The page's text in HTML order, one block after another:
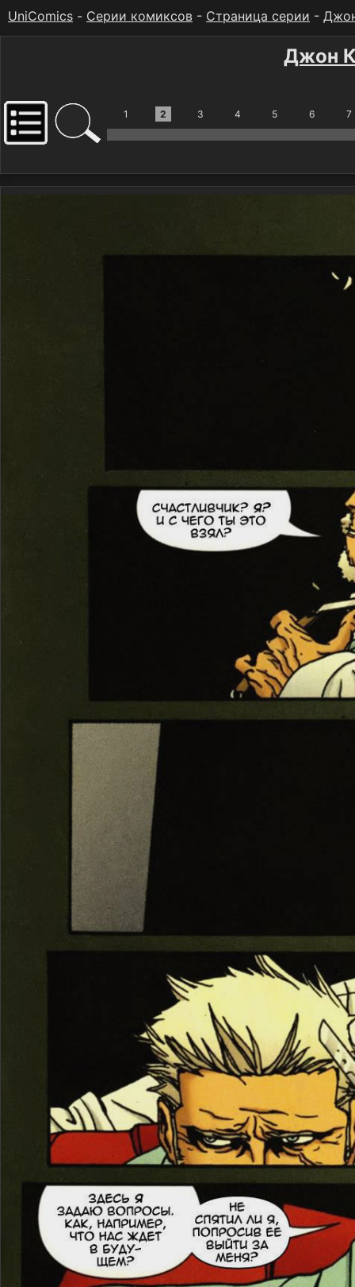
UniComics - Серии комиксов - Страница серии -
Джон
1 2 3 4 5 6 7